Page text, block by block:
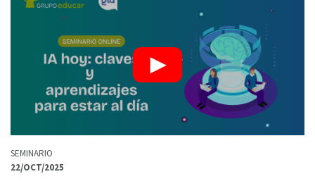
SEMINARIO
22/OCT/2025